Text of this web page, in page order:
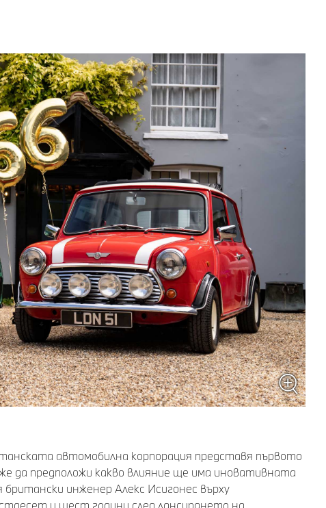
автомобилна корпорация представя първото
да предположи какво влияние ще има иновативната
инженер Алекс Исигонес върху
и шест години след лансирането на